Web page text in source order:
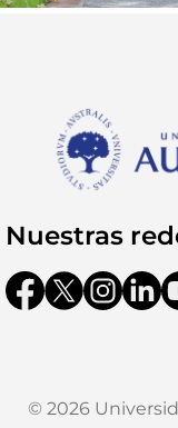
Nuestras
© 2026